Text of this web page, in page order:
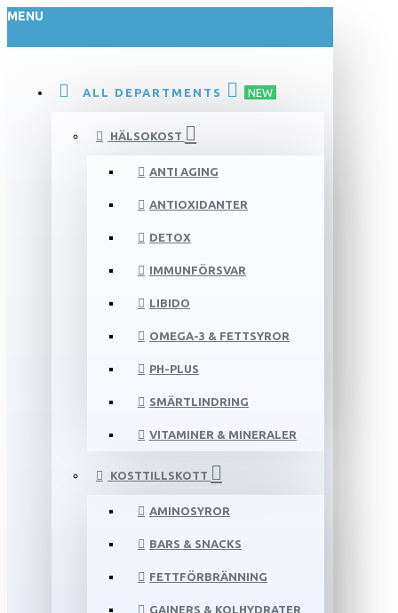
MENU
ALL DEPARTMENTS NEW
HÄLSOKOST
ANTI AGING
ANTIOXIDANTER
DETOX
IMMUNFÖRSVAR
LIBIDO
OMEGA-3 & FETTSYROR
PH-PLUS
SMÄRTLINDRING
VITAMINER & MINERALER
KOSTTILLSKOTT
AMINOSYROR
BARS & SNACKS
FETTFÖRBRÄNNING
GAINERS & KOLHYDRATER